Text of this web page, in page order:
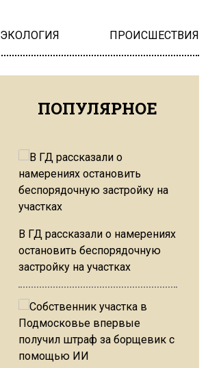
ЭКОЛОГИЯ ПРОИСШЕСТВИЯ
ПОПУЛЯРНОЕ
В ГД рассказали о намерениях
остановить беспорядочную
застройку на участках